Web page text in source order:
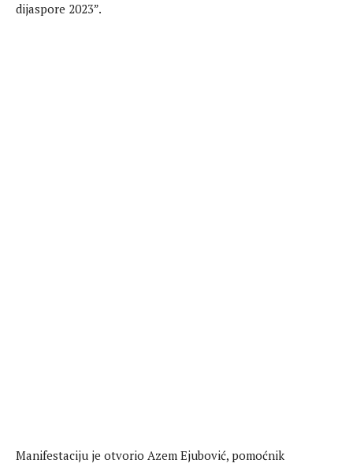
dijaspore 2023”.
Manifestaciju je otvorio Azem Ejubović, pomoćnik